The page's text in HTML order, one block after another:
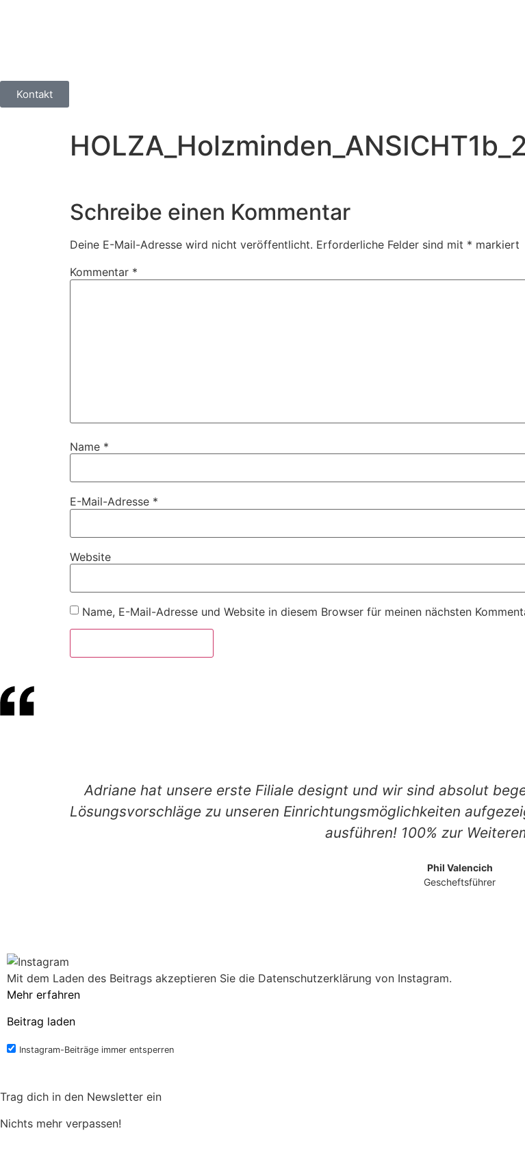
Kontakt
Schreibe einen Kommentar
Deine E-Mail-Adresse wird nicht veröffentlicht. Erforderliche Felder sind mit * markiert
Kommentar *
Name *
E-Mail-Adresse *
Website
Name, E-Mail-Adresse und Website in diesem Browser für meinen nächsten
Adriane hat unsere erste Filiale designt und wir sind absolut
Lösungsvorschläge zu unseren Einrichtungsmöglichkeiten
ausführen! 100% zur
Phil Valencich
Gescheftsführer
Mit dem Laden des Beitrags akzeptieren Sie die Datenschutzerklärung von Instagram.
Mehr erfahren
Beitrag laden
Instagram-Beiträge immer entsperren
Trag dich in den Newsletter ein
Nichts mehr verpassen!